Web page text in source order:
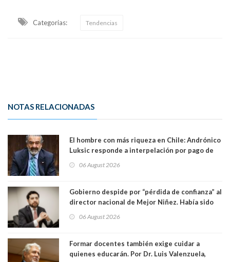
Categorias: Tendencias
NOTAS RELACIONADAS
El hombre con más riqueza en Chile: Andrónico
Luksic responde a interpelación por pago de
día que me muera”
06 August 2026
Gobierno despide por “pérdida de confianza” al
director nacional de Mejor Niñez. Había sido
06 August 2026
Formar docentes también exige cuidar a
quienes educarán. Por Dr. Luis Valenzuela,